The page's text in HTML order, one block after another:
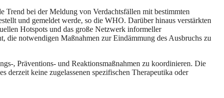
Trend bei der Meldung von Verdachtsfällen mit bestimmten
und gemeldet werde, so die WHO. Darüber hinaus verstärkten
Hotspots und das große Netzwerk informeller
notwendigen Maßnahmen zur Eindämmung des Ausbruchs zu
, Präventions- und Reaktionsmaßnahmen zu koordinieren. Die
derzeit keine zugelassenen spezifischen Therapeutika oder